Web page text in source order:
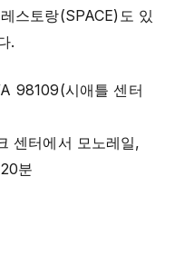
스토랑(SPACE)도 있
.
98109(시애틀 센터
센터에서 모노레일,
분